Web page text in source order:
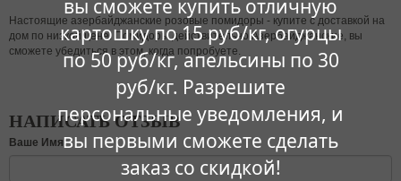
вы сможете купить отличную
картошку по 15 руб/кг, огурцы
по 50 руб/кг, апельсины по 30
руб/кг. Разрешите
персональные уведомления, и
вы первыми сможете сделать
заказ со скидкой!
Настоящие азербайджанские розовые помидоры - купите с доставкой на
дом по низкой цене. Помидоры действительно Азербайджанские, вы
сможете убедиться в этом, когда попробуете.
НАПИСАТЬ ОТЗЫВ
Ваше Имя: